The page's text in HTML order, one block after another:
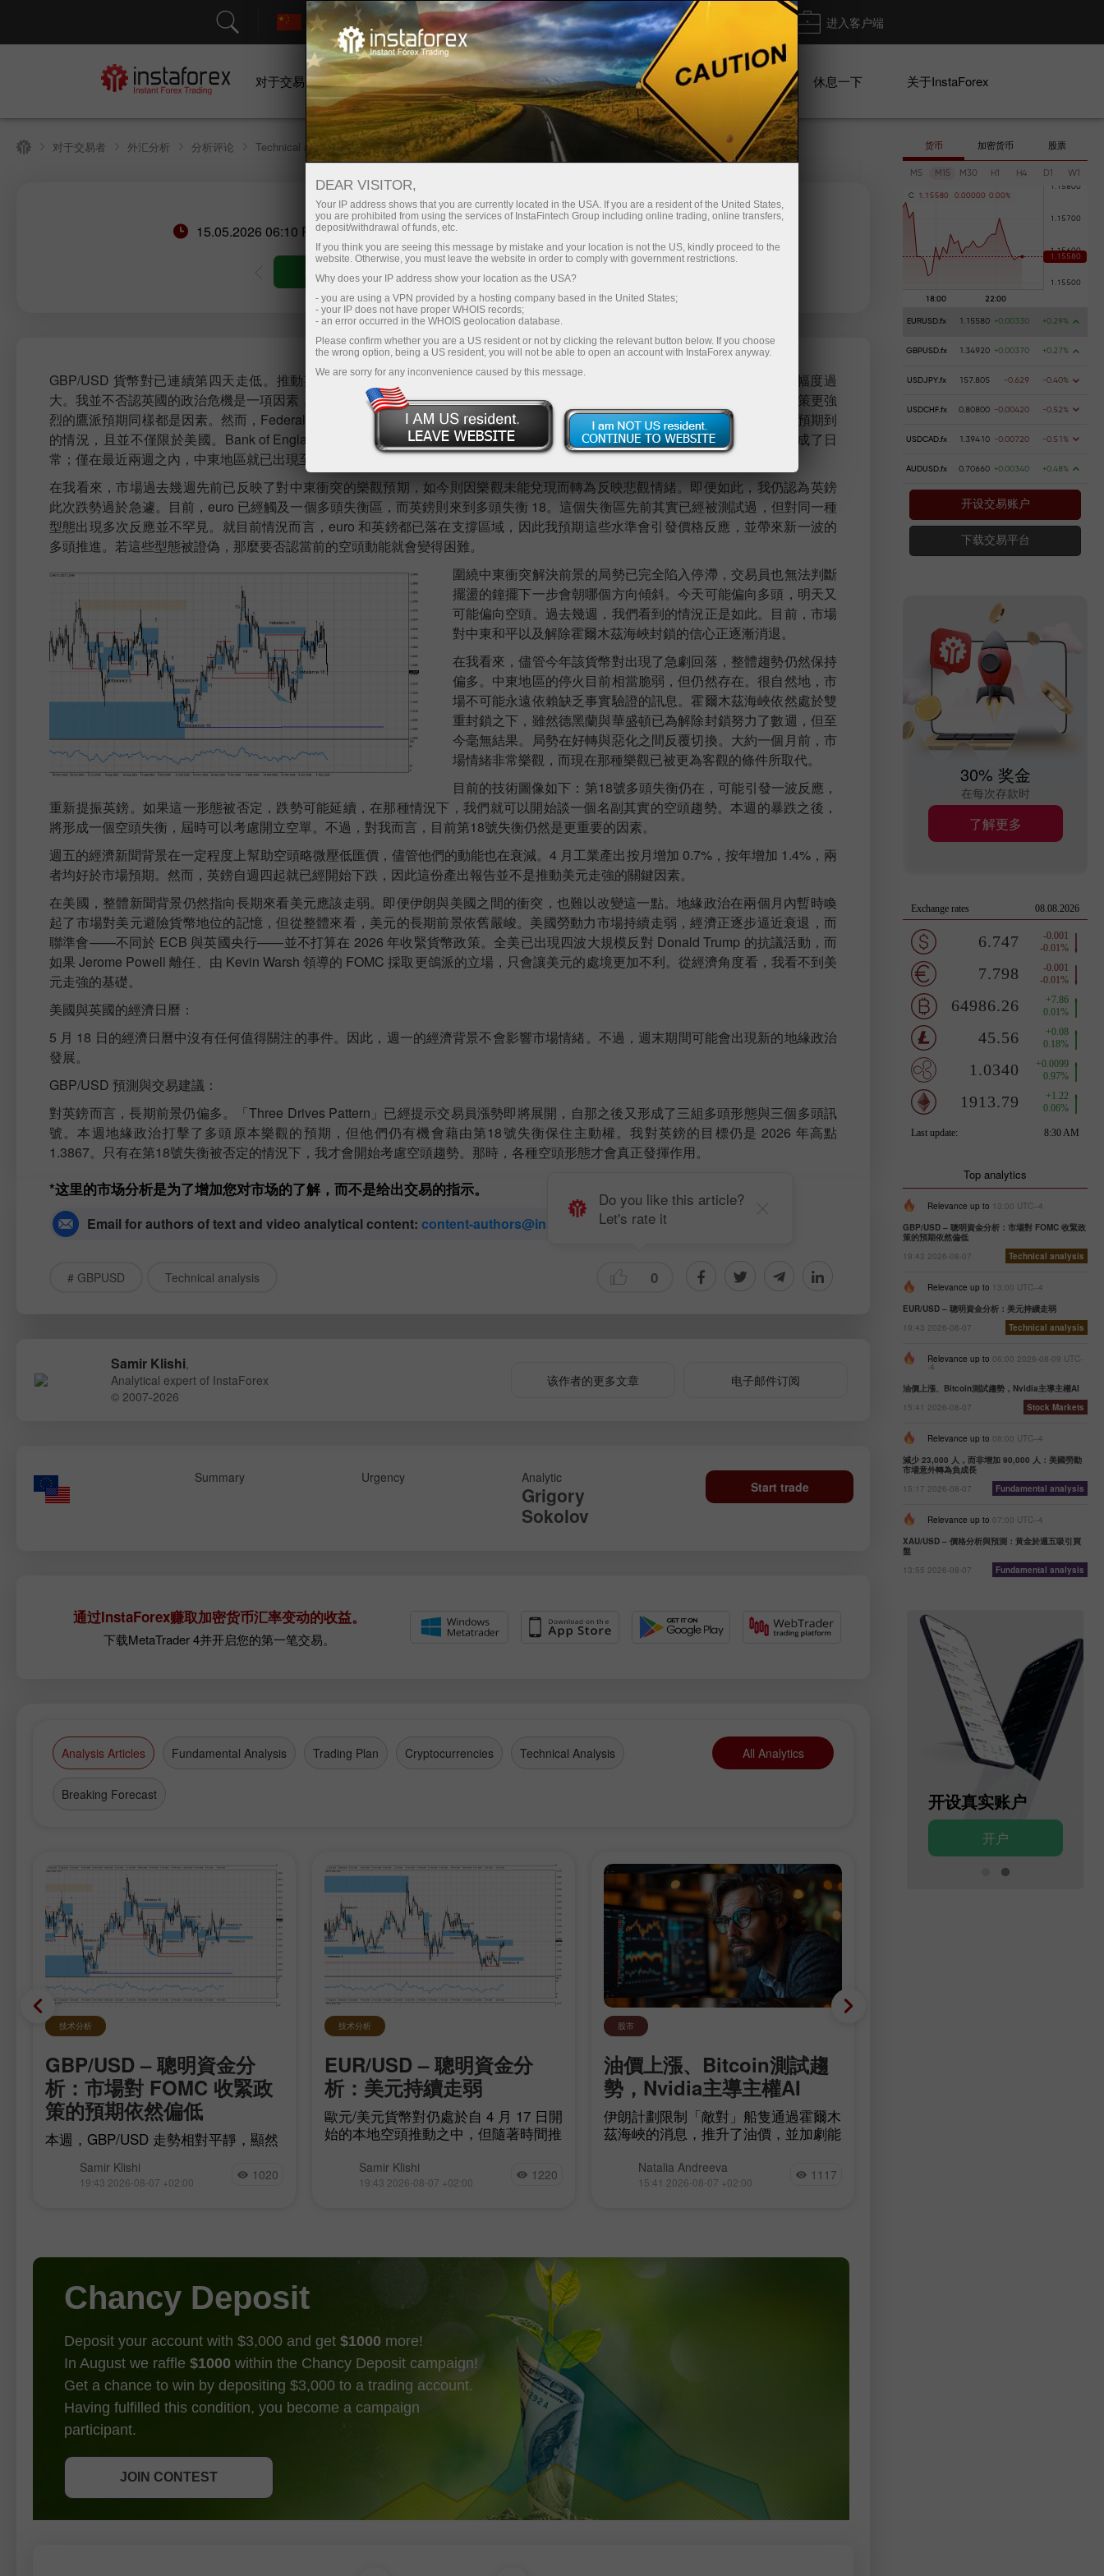
支持 即时开户 交易平台 进入客户端
对于交易者 初学者 投资者 对于合作伙伴 广告系列 休息一下 关于InstaForex
对于交易者 外汇分析 分析评论 Technical analysis
15.05.2026 06:10 PM GBP/USD – 聰明資金分析：英鎊兌美元走弱
Money withdrawal
GBP/USD 貨幣對已連續第四天走低。推動英鎊下跌的原因並不難找，但我仍然認為，在不到四個完整交易日內下跌 250 點，幅度過
大。我並不否認英國的政治危機是一項因素，中東戰事可能升級也是一項因素，美國的高通膨以及市場對 Federal Reserve 貨幣政策更強
烈的鷹派預期同樣都是因素。然而，Federal Reserve 迄今尚未釋放任何可能收緊政策的明確訊號。通膨走高幾乎是所有專家早已預期到
的情況，且並不僅限於美國。Bank of England 和 ECB 都已準備在下一次會議上升息。過去 10–15 年間，英國的政治危機幾乎成了日
常；僅在最近兩週之內，中東地區就已出現至少四次可能升級的局勢。
在我看來，市場過去幾週先前已反映了對中東衝突的樂觀預期，如今則因樂觀未能兌現而轉為反映悲觀情緒。即便如此，我仍認為英鎊
此次跌勢過於急遽。目前，euro 已經觸及一個多頭失衡區，而英鎊則來到多頭失衡 18。這個失衡區先前其實已經被測試過，但對同一種
型態出現多次反應並不罕見。就目前情況而言，euro 和英鎊都已落在支撐區域，因此我預期這些水準會引發價格反應，並帶來新一波的
多頭推進。若這些型態被證偽，那麼要否認當前的空頭動能就會變得困難。
圍繞中東衝突解決前景的局勢已完全陷入停滯，交易員也無法判斷
擺盪的鐘擺下一步會朝哪個方向傾斜。今天可能偏向多頭，明天又
可能偏向空頭。過去幾週，我們看到的情況正是如此。目前，市場
對中東和平以及解除霍爾木茲海峽封鎖的信心正逐漸消退。
在我看來，儘管今年該貨幣對出現了急劇回落，整體趨勢仍然保持
偏多。中東地區的停火目前相當脆弱，但仍然存在。很自然地，市
場不可能永遠依賴缺乏事實驗證的訊息。霍爾木茲海峽依然處於雙
重封鎖之下，雖然德黑蘭與華盛頓已為解除封鎖努力了數週，但至
今毫無結果。局勢在好轉與惡化之間反覆切換。大約一個月前，市
場情緒非常樂觀，而現在那種樂觀已被更為客觀的條件所取代。
目前的技術圖像如下：第18號多頭失衡仍在，可能引發一波反應，
重新提振英鎊。如果這一形態被否定，跌勢可能延續，在那種情況下，我們就可以開始談一個名副其實的空頭趨勢。本週的暴跌之後，
將形成一個空頭失衡，屆時可以考慮開立空單。不過，對我而言，目前第18號失衡仍然是更重要的因素。
週五的經濟新聞背景在一定程度上幫助空頭略微壓低匯價，儘管他們的動能也在衰減。4 月工業產出按月增加 0.7%，按年增加 1.4%，兩
者均好於市場預期。然而，英鎊自週四起就已經開始下跌，因此這份產出報告並不是推動美元走強的關鍵因素。
在美國，整體新聞背景仍然指向長期來看美元應該走弱。即便伊朗與美國之間的衝突，也難以改變這一點。地緣政治在兩個月內暫時喚
起了市場對美元避險貨幣地位的記憶，但從整體來看，美元的長期前景依舊嚴峻。美國勞動力市場持續走弱，經濟正逐步逼近衰退，而
聯準會——不同於 ECB 與英國央行——並不打算在 2026 年收緊貨幣政策。全美已出現四波大規模反對 Donald Trump 的抗議活動，而
如果 Jerome Powell 離任、由 Kevin Warsh 領導的 FOMC 採取更鴿派的立場，只會讓美元的處境更加不利。從經濟角度看，我看不到美
元走強的基礎。
美國與英國的經濟日曆：
5 月 18 日的經濟日曆中沒有任何值得關注的事件。因此，週一的經濟背景不會影響市場情緒。不過，週末期間可能會出現新的地緣政治
發展。
GBP/USD 預測與交易建議：
對英鎊而言，長期前景仍偏多。「Three Drives Pattern」已經提示交易員漲勢即將展開，自那之後又形成了三組多頭形態與三個多頭訊
號。本週地緣政治打擊了多頭原本樂觀的預期，但他們仍有機會藉由第18號失衡保住主動權。我對英鎊的目標仍是 2026 年高點
1.3867。只有在第18號失衡被否定的情況下，我才會開始考慮空頭趨勢。那時，各種空頭形態才會真正發揮作用。
*这里的市场分析是为了增加您对市场的了解，而不是给出交易的指示。
Email for authors of text and video analytical content: content-authors@instaforex.com
# GBPUSD Technical analysis 0
Do you like this article?
Let's rate it
Samir Klishi,
Analytical expert of InstaForex
© 2007-2026
该作者的更多文章 电子邮件订阅
Summary Urgency Analytic
Grigory
Sokolov
Start trade
通过InstaForex赚取加密货币汇率变动的收益。
下载MetaTrader 4并开启您的第一笔交易。
Analysis Articles Fundamental Analysis Trading Plan Cryptocurrencies Technical Analysis
Breaking Forecast
All Analytics
技术分析
GBP/USD – 聰明資金分
析：市場對 FOMC 收緊政
策的預期依然偏低
本週，GBP/USD 走勢相對平靜，顯然
在今日公布。這些報告實際上為
「FOMC 是否會在 9 月升息」的爭論
Samir Klishi
19:43 2026-08-07 +02:00 1020
技术分析
EUR/USD – 聰明資金分
析：美元持續走弱
歐元/美元貨幣對仍處於自 4 月 17 日開
始的本地空頭推動之中，但隨著時間推
為此，他們只需令空頭失衡
17（bearish imbalance 17）失效，而
Samir Klishi
19:43 2026-08-07 +02:00 1220
股市
油價上漲、Bitcoin測試趨
勢，Nvidia主導主權AI
伊朗計劃限制「敵對」船隻通過霍爾木
茲海峽的消息，推升了油價，並加劇能
現貨成交量極低、且大量 BTC 流入交
易所的情況下，再度測試一條長期下降
Natalia Andreeva
15:41 2026-08-07 +02:00 1117
JOIN CONTEST
Chancy Deposit
Deposit your account with $3,000 and get $1000 more!
In August we raffle $1000 within the Chancy Deposit campaign!
Get a chance to win by depositing $3,000 to a trading account.
Having fulfilled this condition, you become a campaign
participant.
JOIN CONTEST
GET BONUS
货币 加密货币 股票
M5 M15 M30 H1 H4 D1 W1
C 1 . 1 5580 0 .00000 0 .00%
EURUSD.fx 1.15580 +0.00330 +0.29%
GBPUSD.fx 1.34920 +0.00370 +0.27%
USDJPY.fx 157.805 -0.629 -0.40%
USDCHF.fx 0.80800 -0.00420 -0.52%
USDCAD.fx 1.39410 -0.00720 -0.51%
AUDUSD.fx 0.70660 +0.00340 +0.48%
开设交易账户
下载交易平台
30% 奖金
在每次存款时
了解更多
Top analytics
Relevance up to 13:00 UTC--4
GBP/USD – 聰明資金分析：市場對 FOMC 收緊政
策的預期依然偏低
19:43 2026-08-07
Technical analysis
Relevance up to 13:00 UTC--4
EUR/USD – 聰明資金分析：美元持續走弱
19:43 2026-08-07
Technical analysis
Relevance up to 06:00 2026-08-09 UTC-
-4
油價上漲、Bitcoin測試趨勢，Nvidia主導主權AI
15:41 2026-08-07
Stock Markets
Relevance up to 08:00 UTC--4
減少 23,000 人，而非增加 90,000 人：美國勞動
市場意外轉為負成長
15:17 2026-08-07
Fundamental analysis
Relevance up to 07:00 UTC--4
XAU/USD – 價格分析與預測：黃金於週五吸引買
盤
13:55 2026-08-07
Fundamental analysis
开设真实账户
开户
DEAR VISITOR,
Your IP address shows that you are currently located in the USA. If you are a resident of the United States,
you are prohibited from using the services of InstaFintech Group including online trading, online transfers,
deposit/withdrawal of funds, etc.
If you think you are seeing this message by mistake and your location is not the US, kindly proceed to the
website. Otherwise, you must leave the website in order to comply with government restrictions.
Why does your IP address show your location as the USA?
- you are using a VPN provided by a hosting company based in the United States;
- your IP does not have proper WHOIS records;
- an error occurred in the WHOIS geolocation database.
Please confirm whether you are a US resident or not by clicking the relevant button below. If you choose
the wrong option, being a US resident, you will not be able to open an account with InstaForex anyway.
We are sorry for any inconvenience caused by this message.